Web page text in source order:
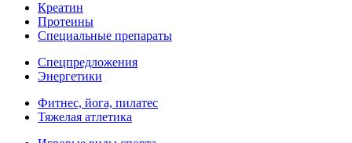
Креатин
Протеины
Специальные препараты
Спецпредложения
Энергетики
Фитнес, йога, пилатес
Тяжелая атлетика